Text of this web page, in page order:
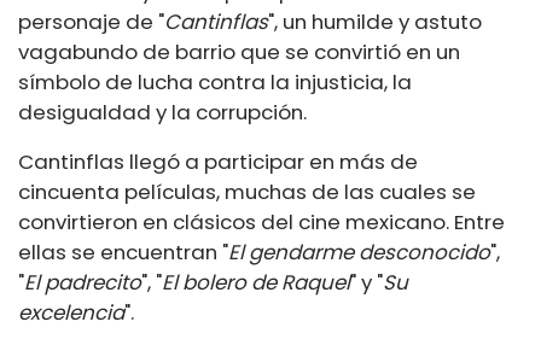
personaje de "Cantinflas", un humilde y astuto
vagabundo de barrio que se convirtió en un
símbolo de lucha contra la injusticia, la
desigualdad y la corrupción.
Cantinflas llegó a participar en más de
cincuenta películas, muchas de las cuales se
convirtieron en clásicos del cine mexicano. Entre
ellas se encuentran "El gendarme desconocido",
"El padrecito", "El bolero de Raquel" y "Su
excelencia".